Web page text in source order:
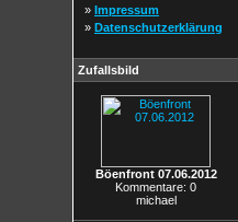
» Impressum
» Datenschutzerklärung
Zufallsbild
Böenfront 07.06.2012
Kommentare: 0
michael